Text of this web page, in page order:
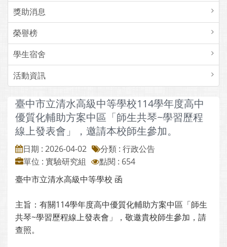
獎助消息
榮譽榜
學生宿舍
活動資訊
臺中市立清水高級中等學校114學年度高中
優質化輔助方案中區「師生共琴~學習歷程
線上發表會」，邀請本校師生參加。
日期 : 2026-04-02
分類 : 行政公告
單位 : 實驗研究組
點閱 : 654
臺中市立清水高級中等學校 函
主旨：有關114學年度高中優質化輔助方案中區「師生
共琴~學習歷程線上發表會」，敬邀貴校師生參加，請
查照。